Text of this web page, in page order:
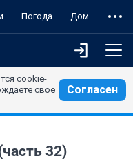
Погода Дом
cookie-
свое
Согласен
32)